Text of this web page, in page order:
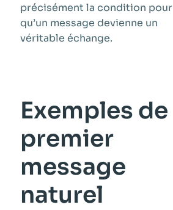
précisément la condition pour
qu’un message devienne un
véritable échange.
Exemples de
premier
message
naturel